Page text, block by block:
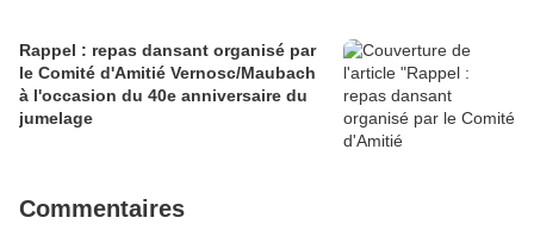
Rappel : repas dansant organisé par
le Comité d'Amitié Vernosc/Maubach
à l'occasion du 40e anniversaire du
jumelage
Commentaires